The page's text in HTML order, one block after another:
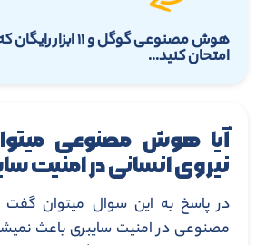
هوش مصنوعی گوگل و ۱۱
امتحان کنید…
آیا هوش مصنوعی
نیروی انسانی در امنیت
در پاسخ به این سوال میتوان
مصنوعی در امنیت سایبری باعث